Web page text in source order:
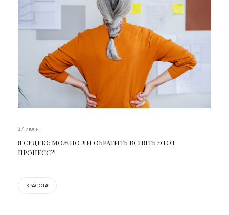
27 июля
Я СЕДЕЮ: МОЖНО ЛИ ОБРАТИТЬ ВСПЯТЬ ЭТОТ
ПРОЦЕСС?!
КРАСОТА